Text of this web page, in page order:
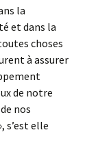
la
et dans la
choses
à assurer
de notre
nos
s’est elle